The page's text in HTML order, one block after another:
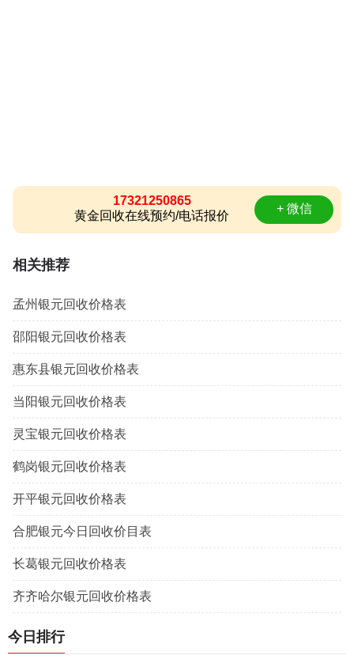
17321250865
黄金回收在线预约/电话报价
+ 微信
相关推荐
孟州银元回收价格表
邵阳银元回收价格表
惠东县银元回收价格表
当阳银元回收价格表
灵宝银元回收价格表
鹤岗银元回收价格表
开平银元回收价格表
合肥银元今日回收价目表
长葛银元回收价格表
齐齐哈尔银元回收价格表
今日排行